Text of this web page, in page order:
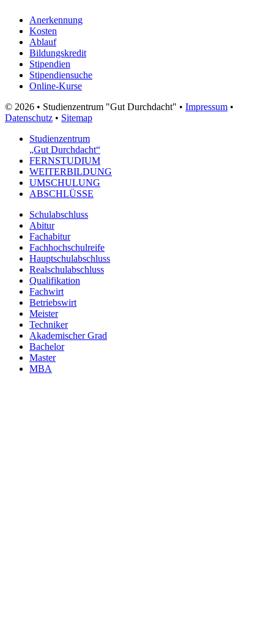
Anerkennung
Kosten
Ablauf
Bildungskredit
Stipendien
Stipendiensuche
Online-Kurse
© 2026 • Studienzentrum "Gut Durchdacht" • Impressum •
Datenschutz • Sitemap
Studienzentrum
„Gut Durchdacht“
FERNSTUDIUM
WEITERBILDUNG
UMSCHULUNG
ABSCHLÜSSE
Schulabschluss
Abitur
Fachabitur
Fachhochschulreife
Hauptschulabschluss
Realschulabschluss
Qualifikation
Fachwirt
Betriebswirt
Meister
Techniker
Akademischer Grad
Bachelor
Master
MBA